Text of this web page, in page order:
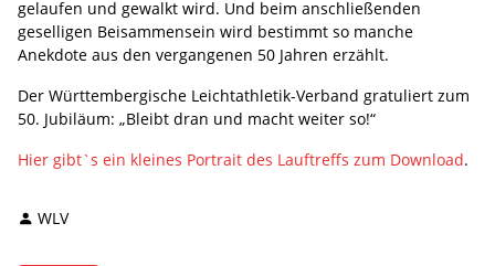
gelaufen und gewalkt wird. Und beim anschließenden
geselligen Beisammensein wird bestimmt so manche
Anekdote aus den vergangenen 50 Jahren erzählt.
Der Württembergische Leichtathletik-Verband gratuliert zum
50. Jubiläum: „Bleibt dran und macht weiter so!“
Hier gibt`s ein kleines Portrait des Lauftreffs zum Download.
WLV